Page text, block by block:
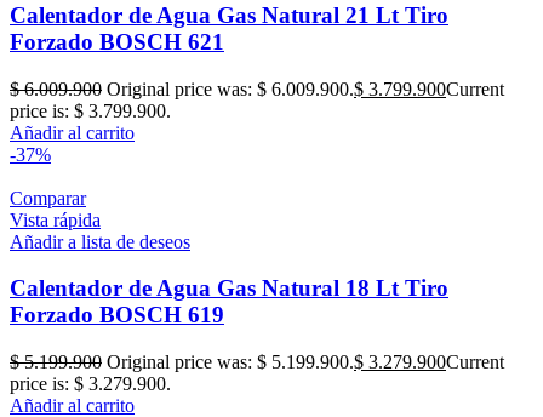
Calentador de Agua Gas Natural 21 Lt Tiro
Forzado BOSCH 621
$6.009.900 Original price was: $ 6.009.900.$ 3.799.900Current
price is: $ 3.799.900.
Añadir al carrito
-37%
Comparar
Vista rápida
Añadir a lista de deseos
Calentador de Agua Gas Natural 18 Lt Tiro
Forzado BOSCH 619
$5.199.900 Original price was: $ 5.199.900.$ 3.279.900Current
price is: $ 3.279.900.
Añadir al carrito